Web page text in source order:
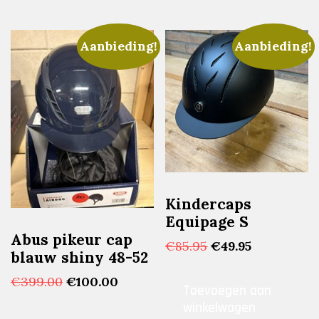
Aanbieding!
Abus pikeur cap
blauw shiny 48-52
€399.00 Oorspronkelijke
€100.00
Aanbieding!
Kindercaps
Equipage S
€85.95 Oorspronkelijke
€49.95Huidige